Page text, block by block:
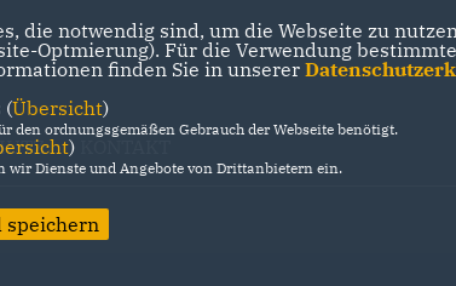
die notwendig sind, um die Webseite zu
Optmierung). Für die Verwendung
finden Sie in unserer
(Übersicht)
den ordnungsgemäßen Gebrauch der Webseite benötigt.
)
wir Dienste und Angebote von Drittanbietern ein.
speichern